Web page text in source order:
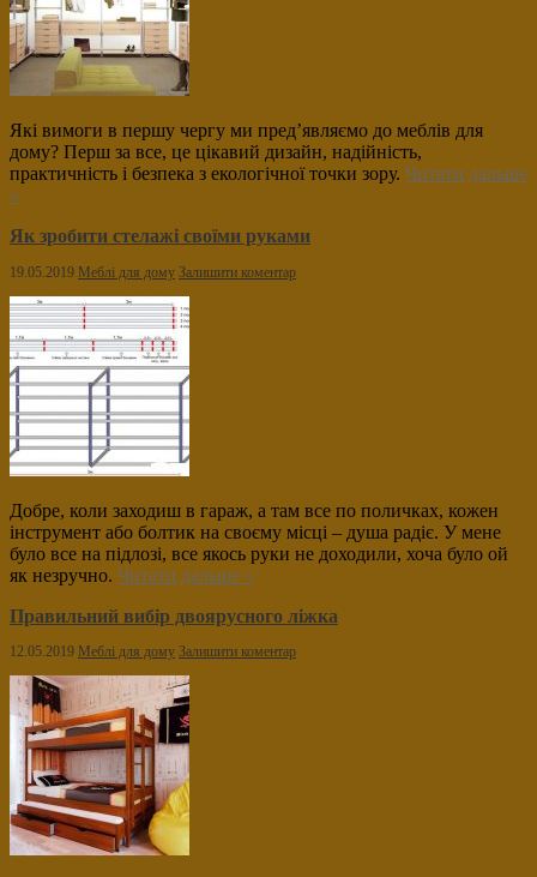
Які вимоги в першу чергу ми пред’являємо до меблів для
дому? Перш за все, це цікавий дизайн, надійність,
практичність і безпека з екологічної точки зору. Читати дальше
»
Як зробити стелажі своїми руками
19.05.2019 Меблі для дому Залишити коментар
Добре, коли заходиш в гараж, а там все по поличках, кожен
інструмент або болтик на своєму місці – душа радіє. У мене
було все на підлозі, все якось руки не доходили, хоча було ой
як незручно. Читати дальше »
Правильний вибір двоярусного ліжка
12.05.2019 Меблі для дому Залишити коментар